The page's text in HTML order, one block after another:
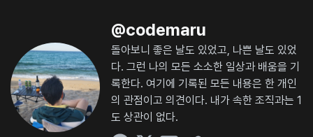
@codemaru
돌아보니 좋은 날도 있었고, 나쁜 날도 있었
다. 그런 나의 모든 소소한 일상과 배움을 기
록한다. 여기에 기록된 모든 내용은 한 개인
의 관점이고 의견이다. 내가 속한 조직과는 1
도 상관이 없다.